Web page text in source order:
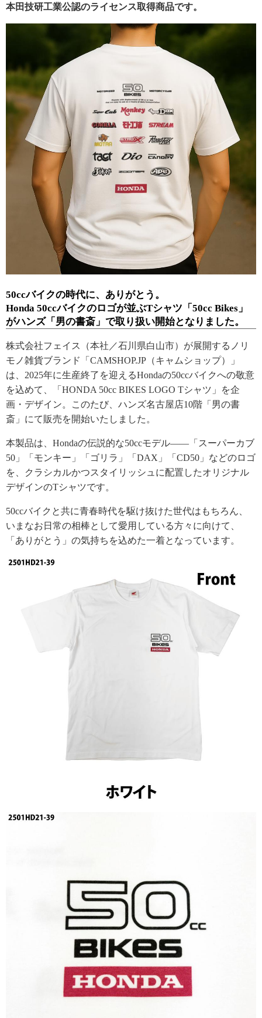
本田技研工業公認のライセンス取得商品です。
50ccバイクの時代に、ありがとう。
Honda 50ccバイクのロゴが並ぶTシャツ「50cc Bikes」
がハンズ「男の書斎」で取り扱い開始となりました。
株式会社フェイス（本社／石川県白山市）が展開するノリ
モノ雑貨ブランド「CAMSHOP.JP（キャムショップ）」
は、2025年に生産終了を迎えるHondaの50ccバイクへの敬意
を込めて、「HONDA 50cc BIKES LOGO Tシャツ」を企
画・デザイン。このたび、ハンズ名古屋店10階「男の書
斎」にて販売を開始いたしました。
本製品は、Hondaの伝説的な50ccモデル――「スーパーカブ
50」「モンキー」「ゴリラ」「DAX」「CD50」などのロゴ
を、クラシカルかつスタイリッシュに配置したオリジナル
デザインのTシャツです。
50ccバイクと共に青春時代を駆け抜けた世代はもちろん、
いまなお日常の相棒として愛用している方々に向けて、
「ありがとう」の気持ちを込めた一着となっています。